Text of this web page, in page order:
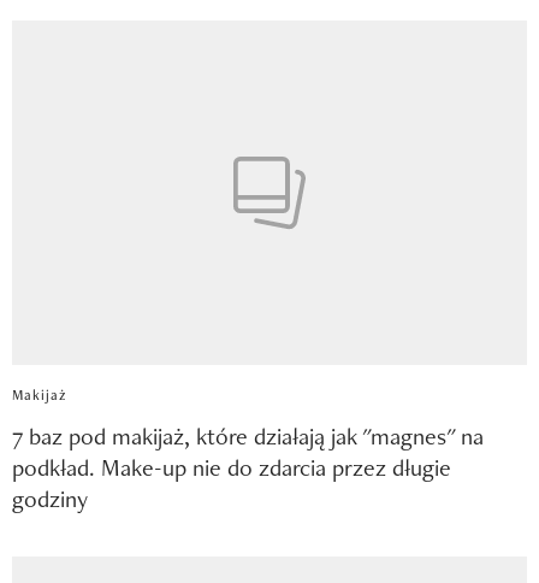
Makijaż
7 baz pod makijaż, które działają jak "magnes" na
podkład. Make-up nie do zdarcia przez długie
godziny